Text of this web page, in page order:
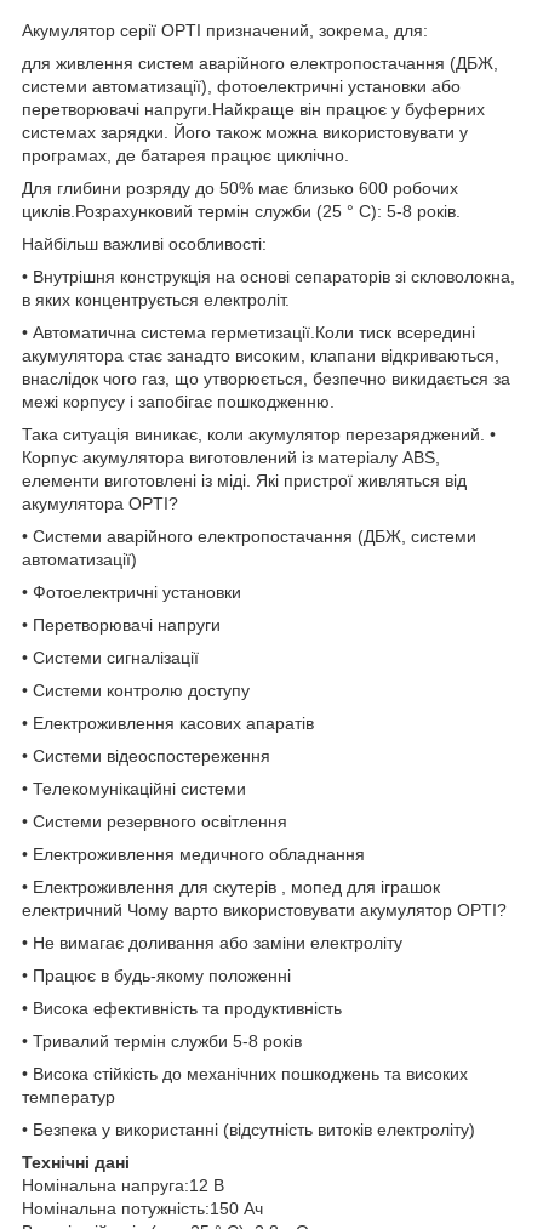
Акумулятор серії OPTI призначений, зокрема, для:
для живлення систем аварійного електропостачання (ДБЖ,
системи автоматизації), фотоелектричні установки або
перетворювачі напруги.Найкраще він працює у буферних
системах зарядки. Його також можна використовувати у
програмах, де батарея працює циклічно.
Для глибини розряду до 50% має близько 600 робочих
циклів.Розрахунковий термін служби (25 ° C): 5-8 років.
Найбільш важливі особливості:
• Внутрішня конструкція на основі сепараторів зі скловолокна,
в яких концентрується електроліт.
• Автоматична система герметизації.Коли тиск всередині
акумулятора стає занадто високим, клапани відкриваються,
внаслідок чого газ, що утворюється, безпечно викидається за
межі корпусу і запобігає пошкодженню.
Така ситуація виникає, коли акумулятор перезаряджений. •
Корпус акумулятора виготовлений із матеріалу ABS,
елементи виготовлені із міді. Які пристрої живляться від
акумулятора OPTI?
• Системи аварійного електропостачання (ДБЖ, системи
автоматизації)
• Фотоелектричні установки
• Перетворювачі напруги
• Системи сигналізації
• Системи контролю доступу
• Електроживлення касових апаратів
• Системи відеоспостереження
• Телекомунікаційні системи
• Системи резервного освітлення
• Електроживлення медичного обладнання
• Електроживлення для скутерів , мопед для іграшок
електричний Чому варто використовувати акумулятор OPTI?
• Не вимагає доливання або заміни електроліту
• Працює в будь-якому положенні
• Висока ефективність та продуктивність
• Тривалий термін служби 5-8 років
• Висока стійкість до механічних пошкоджень та високих
температур
• Безпека у використанні (відсутність витоків електроліту)
Технічні дані
Номінальна напруга:12 В
Номінальна потужність:150 Ач